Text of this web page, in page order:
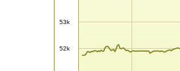
52k
53k